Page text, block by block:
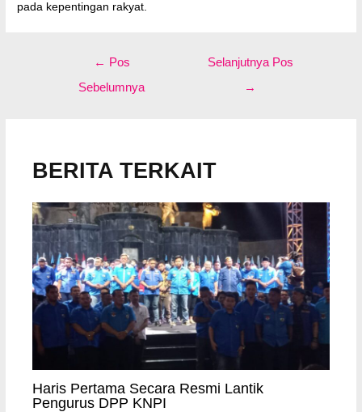
pada kepentingan rakyat.
← Pos
Sebelumnya
Selanjutnya Pos
→
BERITA TERKAIT
Haris Pertama Secara Resmi Lantik
Pengurus DPP KNPI